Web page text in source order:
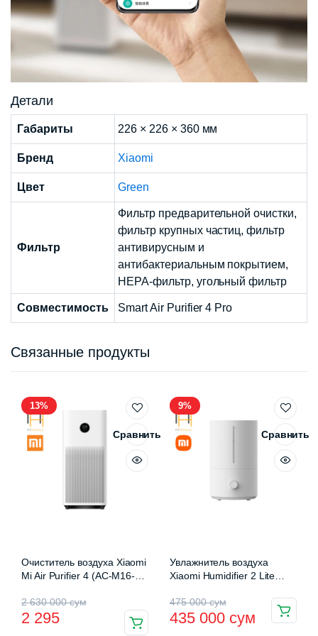
Детали
Габариты 226 × 226 × 360 мм
Бренд Xiaomi
Цвет Green
Фильтр
Фильтр предварительной очистки,
фильтр крупных частиц, фильтр
антивирусным и
антибактериальным покрытием,
НЕРА-фильтр, угольный фильтр
Совместимость Smart Air Purifier 4 Pro
Связанные продукты
13%
Сравнить
Очиститель воздуха Xiaomi
Mi Air Purifier 4 (AC-M16-
2 630 000сум
Первоначальная
цена
2 295
Текущая
цена:
9%
Сравнить
Увлажнитель воздуха
Xiaomi Humidifier 2 Lite
475 000сум
Первоначальная
цена
435 000 сум
Текущая
цена: